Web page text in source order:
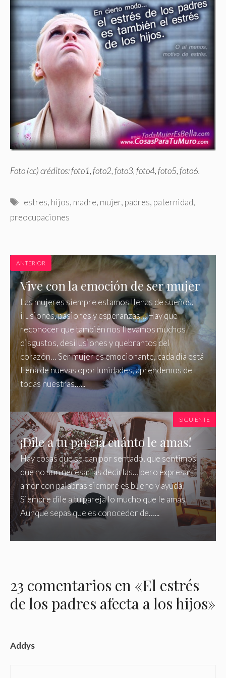
Foto (cc) créditos:foto1,foto2,foto3,foto4,foto5,foto6.
Etiquetas
estres, hijos, madre, mujer, padres, paternidad,
preocupaciones
ANTERIOR
Vive con la emoción de ser mujer
Las mujeres siempre estamos llenas de sueños,
ilusiones, pasiones y esperanzas… Hay que
reconocer que también nos llevamos muchos
disgustos, desilusiones y quebrantos del
corazón… Ser mujer es emocionante, cada día está
llena de nuevas oportunidades, aprendemos de
todas nuestras…...
¡Dile a tu pareja cuánto le amas!
Hay cosas que se dan por sentado, que sentimos
que no son necesarias decirlas… pero expresar
amor con palabras siempre es bueno y ayuda.
Siempre dile a tu pareja lo mucho que le amas.
Aunque sepas que es conocedor de…...
SIGUIENTE
23 comentarios en «El estrés
de los padres afecta a los hijos»
Addys